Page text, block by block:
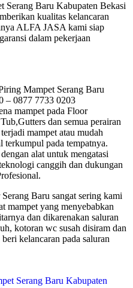
Serang Baru Kabupaten Bekasi
kualitas kelancaran
ALFA JASA kami siap
dalam pekerjaan
Mampet Serang Baru
– 0877 7733 0203
mampet pada Floor
dan semua perairan
mampet atau mudah
terkumpul pada tempatnya.
alat untuk mengatasi
canggih dan dukungan
Baru sangat sering kami
mampet yang menyebabkan
dan dikarenakan saluran
kotoran wc susah disiram dan
kelancaran pada saluran